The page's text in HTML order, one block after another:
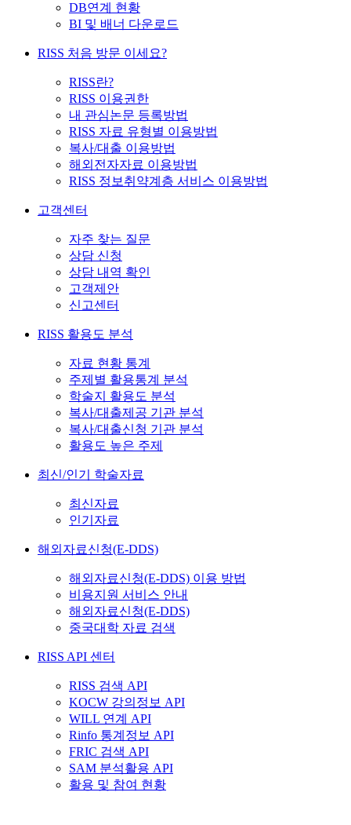
DB연계 현황
BI 및 배너 다운로드
RISS 처음 방문 이세요?
RISS란?
RISS 이용권한
내 관심논문 등록방법
RISS 자료 유형별 이용방법
복사/대출 이용방법
해외전자자료 이용방법
RISS 정보취약계층 서비스 이용방법
고객센터
자주 찾는 질문
상담 신청
상담 내역 확인
고객제안
신고센터
RISS 활용도 분석
자료 현황 통계
주제별 활용통계 분석
학술지 활용도 분석
복사/대출제공 기관 분석
복사/대출신청 기관 분석
활용도 높은 주제
최신/인기 학술자료
최신자료
인기자료
해외자료신청(E-DDS)
해외자료신청(E-DDS) 이용 방법
비용지원 서비스 안내
해외자료신청(E-DDS)
중국대학 자료 검색
RISS API 센터
RISS 검색 API
KOCW 강의정보 API
WILL 연계 API
Rinfo 통계정보 API
FRIC 검색 API
SAM 분석활용 API
활용 및 참여 현황